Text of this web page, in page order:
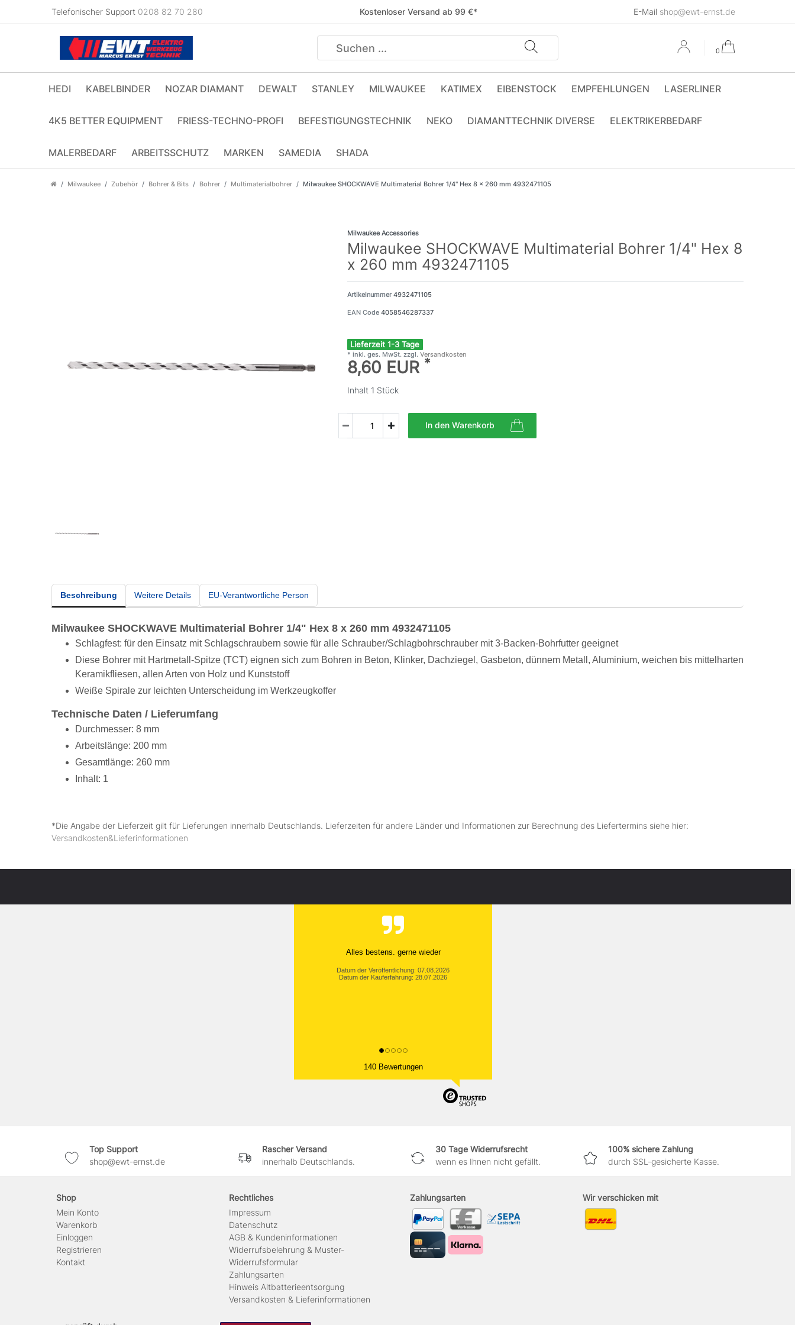
Telefonischer Support 0208 82 70 280 Kostenloser Versand ab 99 €* E-Mail shop@ewt-ernst.de
0
HEDI KABELBINDER NOZAR DIAMANT DEWALT STANLEY MILWAUKEE KATIMEX EIBENSTOCK EMPFEHLUNGEN LASERLINER
4K5 BETTER EQUIPMENT FRIESS-TECHNO-PROFI BEFESTIGUNGSTECHNIK NEKO DIAMANTTECHNIK DIVERSE ELEKTRIKERBEDARF
MALERBEDARF ARBEITSSCHUTZ MARKEN SAMEDIA SHADA
Milwaukee Zubehör Bohrer & Bits Bohrer Multimaterialbohrer Milwaukee SHOCKWAVE Multimaterial Bohrer 1/4" Hex 8 x 260 mm 4932471105
Milwaukee Accessories
Milwaukee SHOCKWAVE Multimaterial Bohrer 1/4" Hex 8
x 260 mm 4932471105
Artikelnummer4932471105
EAN Code 4058546287337
Lieferzeit 1-3 Tage
* inkl. ges. MwSt. zzgl. Versandkosten
8,60 EUR *
Inhalt 1 Stück
In den Warenkorb
Beschreibung Weitere Details EU-Verantwortliche Person
Milwaukee SHOCKWAVE Multimaterial Bohrer 1/4" Hex 8 x 260 mm 4932471105
Schlagfest: für den Einsatz mit Schlagschraubern sowie für alle Schrauber/Schlagbohrschrauber mit 3-Backen-Bohrfutter geeignet
Diese Bohrer mit Hartmetall-Spitze (TCT) eignen sich zum Bohren in Beton, Klinker, Dachziegel, Gasbeton, dünnem Metall, Aluminium, weichen bis mittelharten
Keramikfliesen, allen Arten von Holz und Kunststoff
Weiße Spirale zur leichten Unterscheidung im Werkzeugkoffer
Technische Daten / Lieferumfang
Durchmesser: 8 mm
Arbeitslänge: 200 mm
Gesamtlänge: 260 mm
Inhalt: 1
*Die Angabe der Lieferzeit gilt für Lieferungen innerhalb Deutschlands. Lieferzeiten für andere Länder und Informationen zur Berechnung des Liefertermins siehe hier:
Versandkosten&Lieferinformationen
Alles bestens. gerne wieder
Datum der Veröffentlichung: 07.08.2026
Datum der Kauferfahrung: 28.07.2026
140 Bewertungen
Top Support
shop@ewt-ernst.de
Rascher Versand
innerhalb Deutschlands.
30 Tage Widerrufsrecht
wenn es Ihnen nicht gefällt.
100% sichere Zahlung
durch SSL-gesicherte Kasse.
Shop
Mein Konto
Warenkorb
Einloggen
Registrieren
Kontakt
Rechtliches
Impressum
Daten­schutz
AGB & Kundeninformationen
Widerrufsbelehrung & Muster-
Widerrufsformular
Zahlungsarten
Hinweis Altbatterieentsorgung
Versandkosten & Lieferinformationen
Zahlungsarten Wir verschicken mit